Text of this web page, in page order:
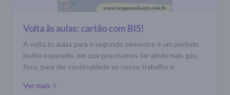
Volta às aulas: cartão com BIS!
A volta às aulas para o segundo semestre é um período
muito esperado, em que precisamos ter ainda mais gás,
foco, para dar continuidade ao nosso trabalho e
Ver mais